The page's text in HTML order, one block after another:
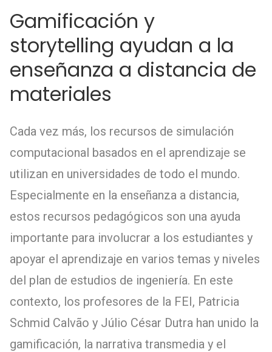
Gamificación y
storytelling ayudan a la
enseñanza a distancia de
materiales
Cada vez más, los recursos de simulación
computacional basados en el aprendizaje se
utilizan en universidades de todo el mundo.
Especialmente en la enseñanza a distancia,
estos recursos pedagógicos son una ayuda
importante para involucrar a los estudiantes y
apoyar el aprendizaje en varios temas y niveles
del plan de estudios de ingeniería. En este
contexto, los profesores de la FEI, Patricia
Schmid Calvão y Júlio César Dutra han unido la
gamificación, la narrativa transmedia y el